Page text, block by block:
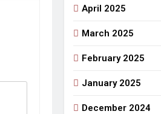
April 2025
March 2025
February 2025
January 2025
December 2024